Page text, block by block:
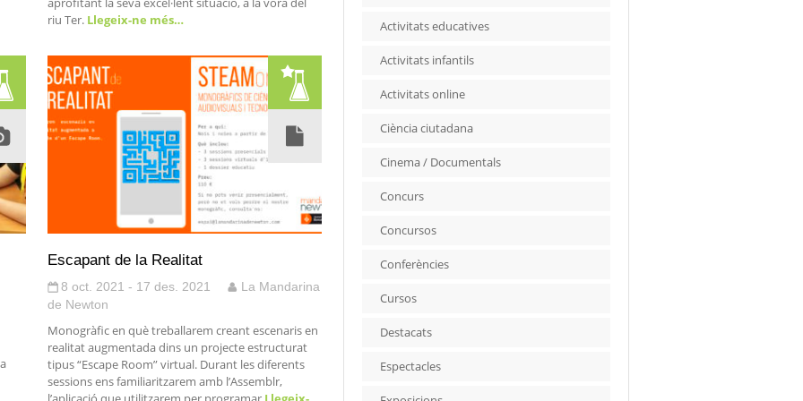
riu Ter.Llegeix-ne més…
Escapant de la Realitat
8 oct. 2021 - 17 des. 2021
La Mandarina
de Newton
Monogràfic en què treballarem creant escenaris en
realitat augmentada dins un projecte estructurat
tipus “Escape Room” virtual. Durant les diferents
sessions ens familiaritzarem amb l’Assemblr,
Activitats educatives
Activitats infantils
Activitats online
Ciència ciutadana
Cinema / Documentals
Concurs
Concursos
Conferències
Cursos
Destacats
Espectacles